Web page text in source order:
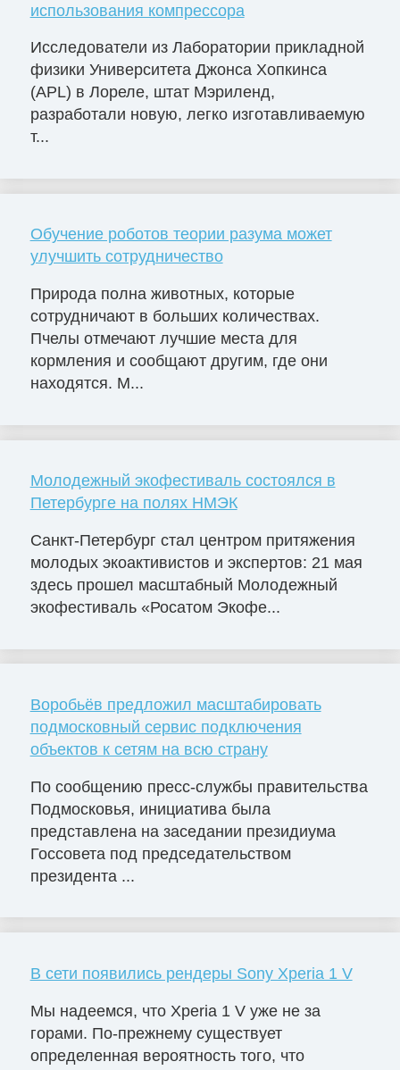
использования компрессора
Исследователи из Лаборатории прикладной
физики Университета Джонса Хопкинса
(APL) в Лореле, штат Мэриленд,
разработали новую, легко изготавливаемую
т...
Обучение роботов теории разума может
улучшить сотрудничество
Природа полна животных, которые
сотрудничают в больших количествах.
Пчелы отмечают лучшие места для
кормления и сообщают другим, где они
находятся. М...
Молодежный экофестиваль состоялся в
Петербурге на полях НМЭК
Санкт-Петербург стал центром притяжения
молодых экоактивистов и экспертов: 21 мая
здесь прошел масштабный Молодежный
экофестиваль «Росатом Экофе...
Воробьёв предложил масштабировать
подмосковный сервис подключения
объектов к сетям на всю страну
По сообщению пресс-службы правительства
Подмосковья, инициатива была
представлена на заседании президиума
Госсовета под председательством
президента ...
В сети появились рендеры Sony Xperia 1 V
Мы надеемся, что Xperia 1 V уже не за
горами. По-прежнему существует
определенная вероятность того, что